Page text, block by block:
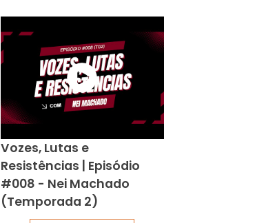
Vozes, Lutas e
Resistências | Episódio
#008 - Nei Machado
(Temporada 2)